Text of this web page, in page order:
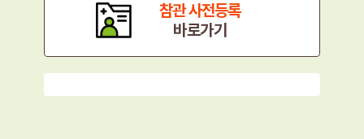
참관 사전등록
바로가기